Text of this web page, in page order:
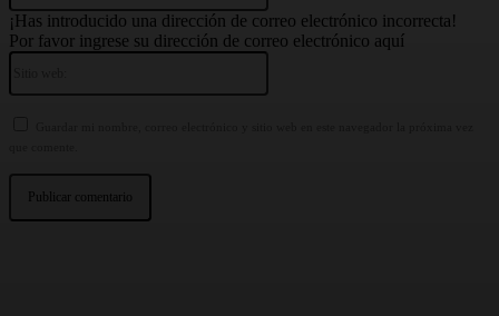
¡Has introducido una dirección de correo electrónico incorrecta!
Por favor ingrese su dirección de correo electrónico aquí